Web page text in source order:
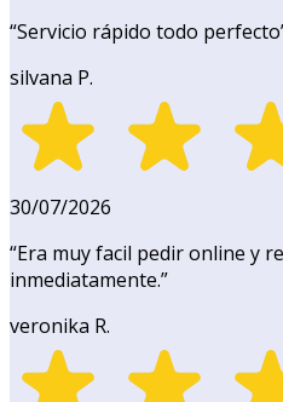
“Servicio rápido todo perfecto
silvana P.
30/07/2026
“Era muy facil pedir online y
inmediatamente.”
veronika R.